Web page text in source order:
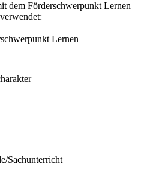
dem Förderschwerpunkt Lernen
Lernen
Sachunterricht